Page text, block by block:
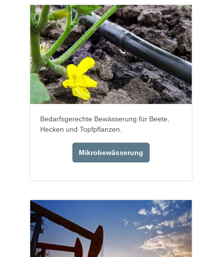
Bedarfsgerechte Bewässerung für Beete,
Hecken und Topfpflanzen.
Mikrobewässerung